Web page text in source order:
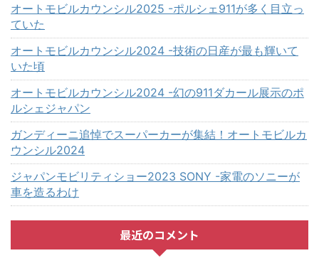
オートモビルカウンシル2025 -ポルシェ911が多く目立っ
ていた
オートモビルカウンシル2024 -技術の日産が最も輝いて
いた頃
オートモビルカウンシル2024 -幻の911ダカール展示のポ
ルシェジャパン
ガンディーニ追悼でスーパーカーが集結！オートモビルカ
ウンシル2024
ジャパンモビリティショー2023 SONY -家電のソニーが
車を造るわけ
最近のコメント